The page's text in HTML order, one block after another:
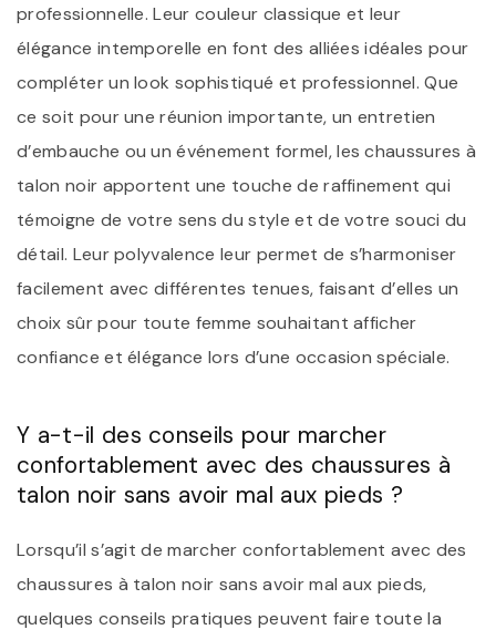
professionnelle. Leur couleur classique et leur
élégance intemporelle en font des alliées idéales pour
compléter un look sophistiqué et professionnel. Que
ce soit pour une réunion importante, un entretien
d’embauche ou un événement formel, les chaussures à
talon noir apportent une touche de raffinement qui
témoigne de votre sens du style et de votre souci du
détail. Leur polyvalence leur permet de s’harmoniser
facilement avec différentes tenues, faisant d’elles un
choix sûr pour toute femme souhaitant afficher
confiance et élégance lors d’une occasion spéciale.
Y a-t-il des conseils pour marcher
confortablement avec des chaussures à
talon noir sans avoir mal aux pieds ?
Lorsqu’il s’agit de marcher confortablement avec des
chaussures à talon noir sans avoir mal aux pieds,
quelques conseils pratiques peuvent faire toute la